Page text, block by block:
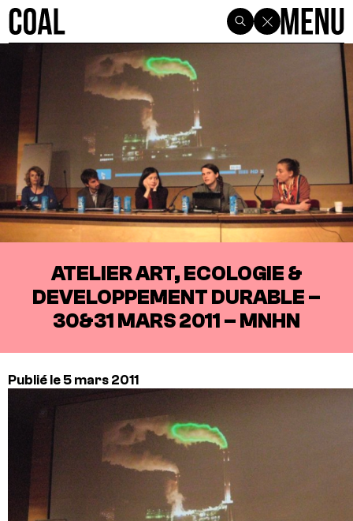
ATELIER ART, ECOLOGIE &
DEVELOPPEMENT DURABLE –
30&31 MARS 2011 – MNHN
Publié le 5 mars 2011